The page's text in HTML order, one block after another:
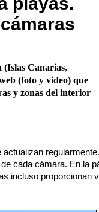
(Islas Canarias,
(foto y video) que
y zonas del interior
cada cámara. En la
incluso proporcionan